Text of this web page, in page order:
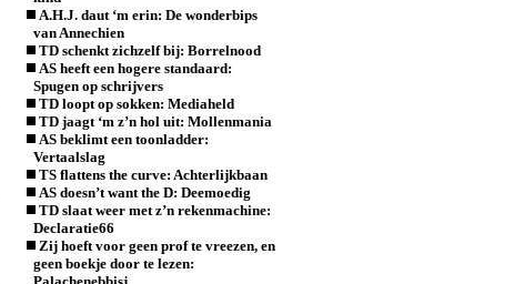
A.H.J. daut ‘m erin: De wonderbips
van Annechien
TD schenkt zichzelf bij: Borrelnood
AS heeft een hogere standaard:
Spugen op schrijvers
TD loopt op sokken: Mediaheld
TD jaagt ‘m z’n hol uit: Mollenmania
AS beklimt een toonladder:
Vertaalslag
TS flattens the curve: Achterlijkbaan
AS doesn’t want the D: Deemoedig
TD slaat weer met z’n rekenmachine:
Declaratie66
Zij hoeft voor geen prof te vreezen, en
geen boekje door te lezen: